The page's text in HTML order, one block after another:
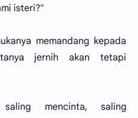
isteri?"
memandang kepada
jernih akan tetapi
mencinta, saling